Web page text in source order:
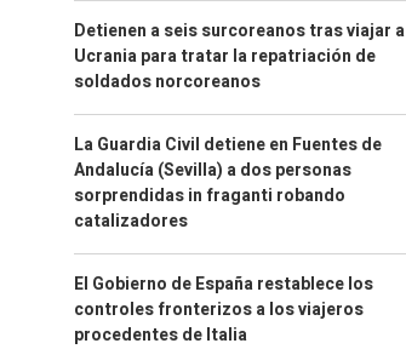
Detienen a seis surcoreanos tras viajar a
Ucrania para tratar la repatriación de
soldados norcoreanos
La Guardia Civil detiene en Fuentes de
Andalucía (Sevilla) a dos personas
sorprendidas in fraganti robando
catalizadores
El Gobierno de España restablece los
controles fronterizos a los viajeros
procedentes de Italia